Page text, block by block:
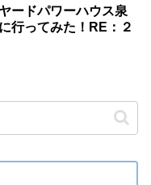
ードパワーハウス泉
行ってみた！RE：２